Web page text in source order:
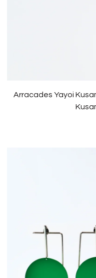
Arracades Yayoi